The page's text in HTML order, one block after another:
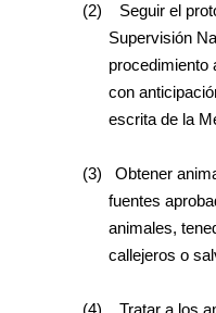
(2)
Seguir el
Supervisión
procedimiento
con
escrita de la
(3)
Obtener
fuentes
animales,
callejeros o